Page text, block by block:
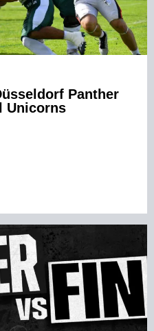
Panther
Unicorns